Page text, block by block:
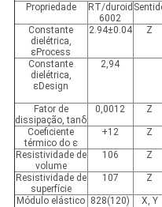
Propriedade
RT/duroid
6002
Constante
dielétrica,
εProcess
2.94±0.04 Z
Constante
dielétrica,
εDesign
2,94
Fator de
dissipação, tanδ
0,0012 Z
Coeficiente
térmico do ε
+12 Z
Resistividade de
volume
106 Z
Resistividade de
superfície
107 Z
Módulo elástico 828(120) X, Y